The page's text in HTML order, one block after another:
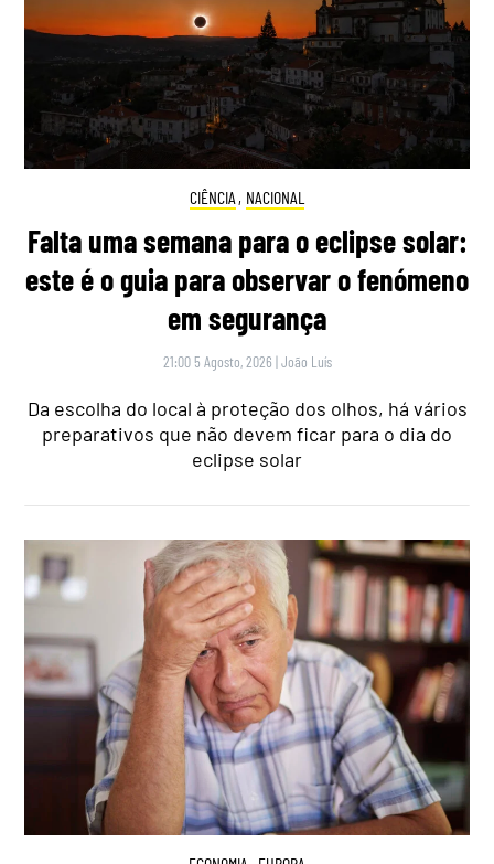
CIÊNCIA , NACIONAL
Falta uma semana para o eclipse solar:
este é o guia para observar o fenómeno
em segurança
21:00 5 Agosto, 2026 |João Luís
Da escolha do local à proteção dos olhos, há vários
preparativos que não devem ficar para o dia do
eclipse solar